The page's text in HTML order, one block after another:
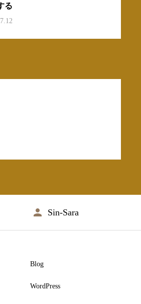
る
Sin-Sara
Blog
WordPress